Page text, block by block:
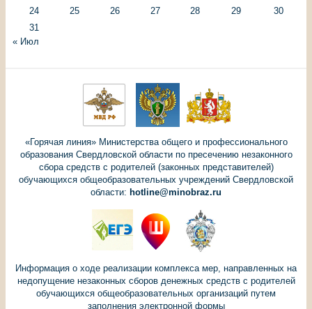
24
25 26 27 28 29
30
31
« Июл
«Горячая линия» Министерства общего и профессионального
образования Свердловской области по пресечению незаконного
сбора средств с родителей (законных представителей)
обучающихся общеобразовательных учреждений Свердловской
области: hotline@minobraz.ru
Информация о ходе реализации комплекса мер, направленных на
недопущение незаконных сборов денежных средств с родителей
обучающихся общеобразовательных организаций путем
заполнения электронной формы